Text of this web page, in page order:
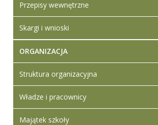
Przepisy wewnętrzne
Skargi i wnioski
ORGANIZACJA
Struktura organizacyjna
Władze i pracownicy
Majątek szkoły